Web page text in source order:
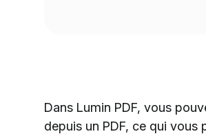
Dans Lumin PDF, vous
depuis un PDF, ce qui